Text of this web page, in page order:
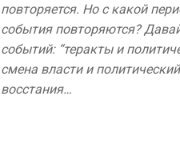
повторяется. Но с какой
события повторяются?
событий: “теракты и
смена власти и
восстания…